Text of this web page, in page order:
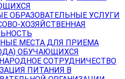
ОБРАЗОВАТЕЛЬНЫЕ УСЛУГИ
ХОЗЯЙСТВЕННАЯ
МЕСТА ДЛЯ ПРИЕМА
ОБУЧАЮЩИХСЯ
СОТРУДНИЧЕСТВО
ПИТАНИЯ В